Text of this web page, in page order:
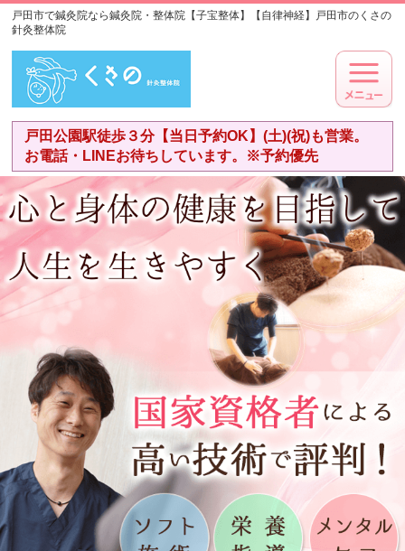
戸田市で鍼灸院なら鍼灸院・整体院【子宝整体】【自律神経】戸田市のくさの
針灸整体院
戸田公園駅徒歩３分【当日予約OK】(土)(祝)も営業。
お電話・LINEお待ちしています。※予約優先